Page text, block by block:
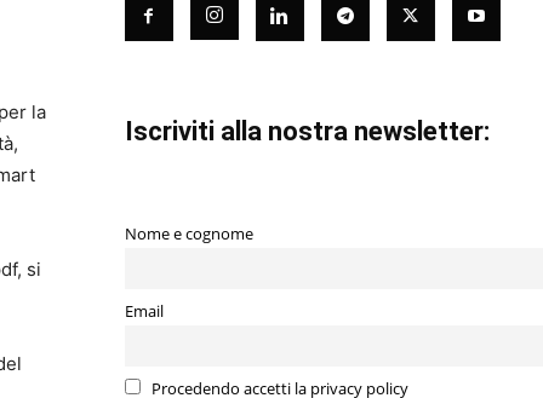
la
si
Iscriviti alla nostra newsletter:
Nome e cognome
Email
Procedendo accetti la privacy policy